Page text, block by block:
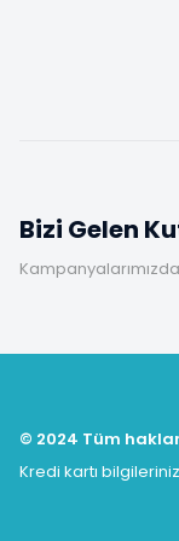
Bizi Gelen
© 2024 Tüm
Kredi kartı